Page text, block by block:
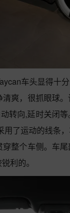
车头显得十
爽，很抓眼球
转向,延时关闭
用了运动的线条
整个车侧。车
利的。